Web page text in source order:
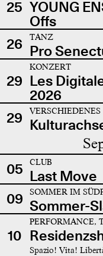
25 YOUNG
Offs
26
TANZ
Pro
29
KONZERT
Les
2026
29 VERSCHIEDENES
05 CLUB
Last Move
09
SOMMER IM
Sommer-
10
PERFORMANCE,
Spazio! Vita!